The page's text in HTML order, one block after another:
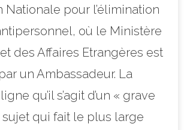
Nationale pour l’élimination
où le Ministère
des Affaires Etrangères est
un Ambassadeur. La
qu’il s’agit d’un « grave
sujet qui fait le plus large